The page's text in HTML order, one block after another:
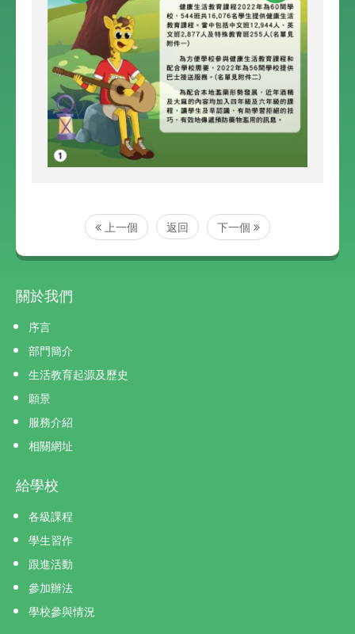
上一個 返回 下一個
關於我們
序言
部門簡介
生活教育起源及歷史
願景
服務介紹
相關網址
給學校
各級課程
學生習作
跟進活動
參加辦法
學校參與情況